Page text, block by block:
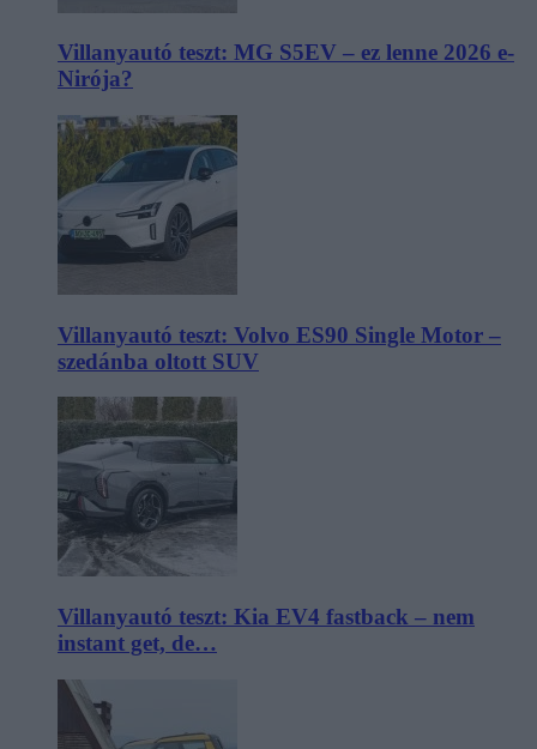
Villanyautó teszt: MG S5EV – ez lenne 2026 e-
Nirója?
Villanyautó teszt: Volvo ES90 Single Motor –
szedánba oltott SUV
Villanyautó teszt: Kia EV4 fastback – nem
instant get, de…